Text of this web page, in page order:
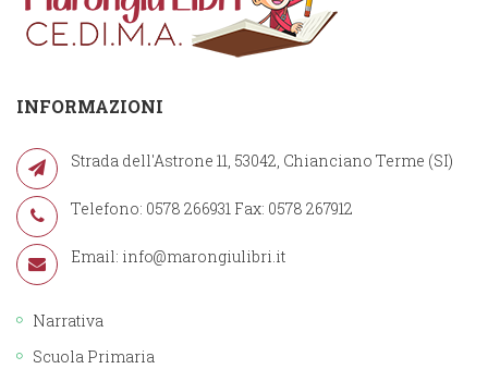
INFORMAZIONI
Strada dell'Astrone 11, 53042, Chianciano Terme (SI)
Telefono: 0578 266931 Fax: 0578 267912
Email: info@marongiulibri.it
Narrativa
Scuola Primaria